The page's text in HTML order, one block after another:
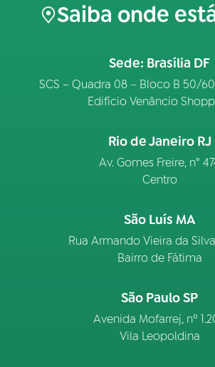
Saiba onde
Sede: Brasília DF
SCS – Quadra 08 – Bloco B 50/
Edifício Venâncio
Rio de Janeiro RJ
Av. Gomes Freire, n°
Centro
São Luís MA
Rua Armando Vieira da
Bairro de Fátima
São Paulo SP
Avenida Mofarrej, nº
Vila Leopoldina